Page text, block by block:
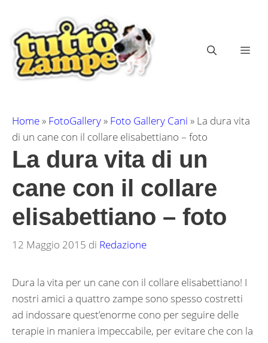
contenuto
Home» FotoGallery» Foto Gallery Cani » La dura vita
di un cane con il collare elisabettiano – foto
La dura vita di un
cane con il collare
elisabettiano – foto
12 Maggio 2015 di Redazione
Dura la vita per un cane con il collare elisabettiano! I
nostri amici a quattro zampe sono spesso costretti
ad indossare quest’enorme cono per seguire delle
terapie in maniera impeccabile, per evitare che con la